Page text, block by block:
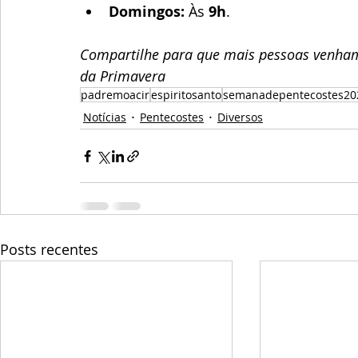
Domingos: Às 9h.
Compartilhe para que mais pessoas
da Primavera
padremoacirespiritosanto
Notícias
Pentecostes Diversos
Posts recentes